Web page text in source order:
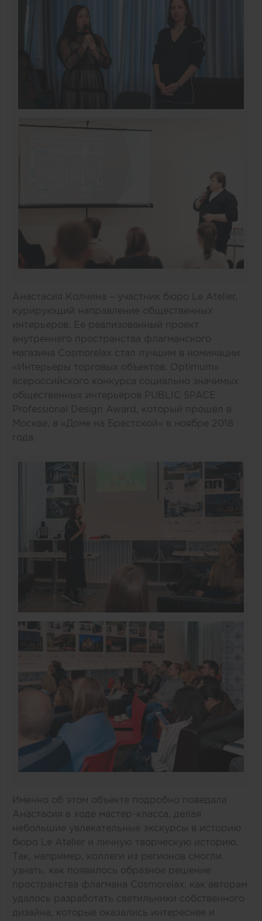
Анастасия Колчина – участник бюро Le Atelier,
курирующий направление общественных
интерьеров. Ее реализованный проект
внутреннего пространства флагманского
магазина Cosmorelax стал лучшим в номинации
«Интерьеры торговых объектов. Optimum»
всероссийского конкурса социально значимых
общественных интерьеров PUBLIC SPACE
Professional Design Award, который прошел в
Москве, в «Доме на Брестской» в ноябре 2018
года.
Именно об этом объекте подробно поведала
Анастасия в ходе мастер-класса, делая
небольшие увлекательные экскурсы в историю
бюро Le Atelier и личную творческую историю.
Так, например, коллеги из регионов смогли
узнать, как появилось образное решение
пространства флагмана Cosmorelax, как авторам
удалось разработать светильники собственного
дизайна, которые оказались интереснее и